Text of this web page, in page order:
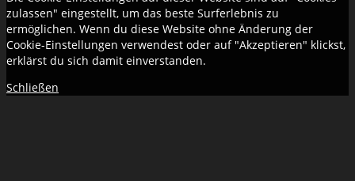
zulassen" eingestellt, um das beste Surferlebnis zu
ermöglichen. Wenn du diese Website ohne Änderung der
Cookie-Einstellungen verwendest oder auf "Akzeptieren" klickst,
erklärst du sich damit einverstanden.
Schließen